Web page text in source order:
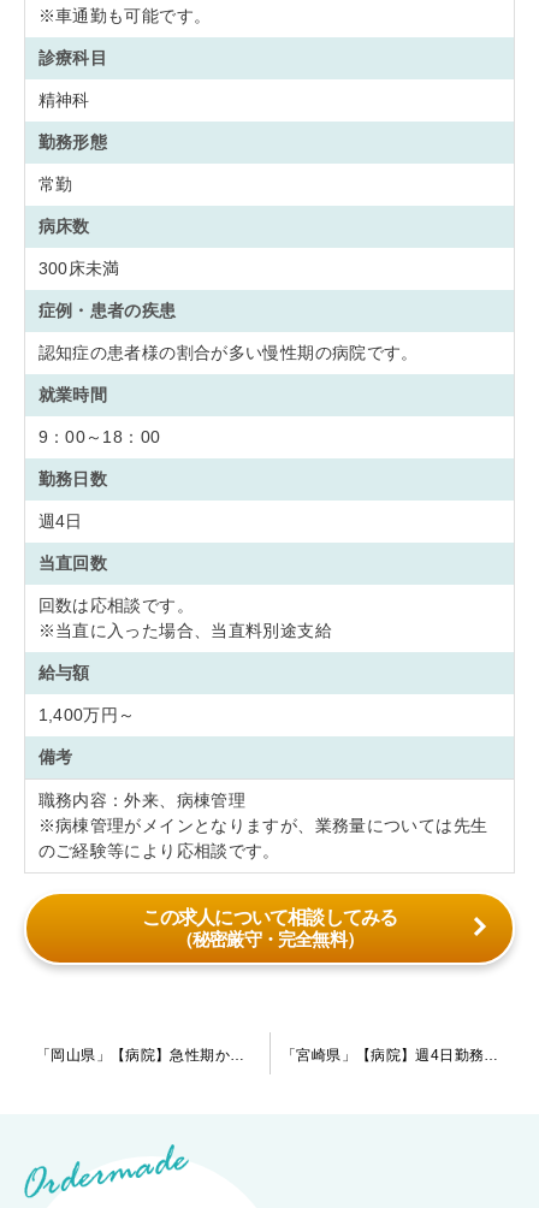
※車通勤も可能です。
診療科目
精神科
勤務形態
常勤
病床数
300床未満
症例・患者の疾患
認知症の患者様の割合が多い慢性期の病院です。
就業時間
9：00～18：00
勤務日数
週4日
当直回数
回数は応相談です。
※当直に入った場合、当直料別途支給
給与額
1,400万円～
備考
職務内容：外来、病棟管理
※病棟管理がメインとなりますが、業務量については先生
のご経験等により応相談です。
この求人について相談してみる
（秘密厳守・完全無料）
ゲ
「岡山県」【病院】急性期から慢性期まで幅広い患者様を対応している病院です。育児支援の体制も整っており、病院の傍には保育所もございます。福利厚生も充実しております。 「宮崎県」【病院】週4日勤務のご相談が可能な病院です。外来や往診に注力しており、経営状況が安定しております。急性期～慢性期まで幅広く対応しています。和やかな雰囲気の医局です。